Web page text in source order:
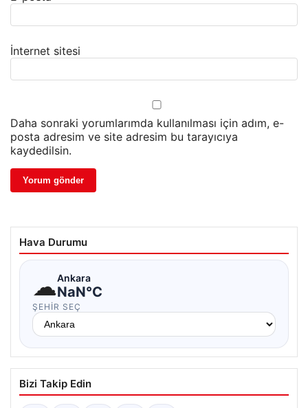
İnternet sitesi
Daha sonraki yorumlarımda kullanılması için adım, e-
posta adresim ve site adresim bu tarayıcıya
kaydedilsin.
Hava Durumu
☁Ankara
NaN°C
ŞEHIR SEÇ
Bizi Takip Edin